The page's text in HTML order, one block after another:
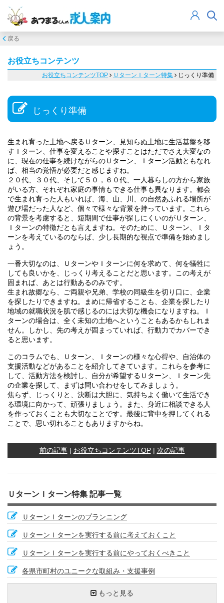
戻る
お役立ちコンテンツ
お役立ちコンテンツTOP ＵターンＩターン特集 じっくり準備
じっくり準備
生まれ育った土地へ戻るＵターン、見知らぬ土地に生活基盤を移
すＩターン、仕事を変えることや探すことはただでさえ大変なの
に、現在の仕事を続けながらのＵターン、Ｉターン活動ともなれ
ば、相当の覚悟が必要だと感じますね。
２０代、３０代、そして５０，６０代、一人暮らしの方から家族
がいる方、それぞれ家庭の事情もできる仕事も異なります。都会
で生まれ育った人もいれば、海、山、川、の自然あふれる場所が
遊び場だった人など、個々で様々な背景を持っています。これら
の背景を考慮すると、短期間で仕事が探しにくいのがＵターン、
Ｉターンの特徴だとも言えますね。そのために、Ｕターン、Ｉタ
ーンを考えているのならば、少し長期的な視点で準備を始めまし
ょう。
一番大切なのは、ＵターンやＩターンに何を求めて、何を犠牲に
しても良いかを、じっくり考えることだと思います。この考えが
固まれば、あとは行動あるのみです。
生まれ故郷なら、ご両親や兄弟、学校の同級生を切り口に、企業
を探したりできますね。まめに帰省することも、企業を探したり
地域の就職状況を肌で感じるのには大切な機会になりますね。Ｉ
ターンの場合は、全く未知の土地へということもあるかもしれま
せん。しかし、先の考えが固まっていれば、行動力でカバーでき
ると思います。
このコラムでも、Ｕターン、Ｉターンの様々な心得や、自治体の
支援活動などがあることを紹介してきています。これらを参考に
して、活動方法を検討し、自分が希望するＵターン、Ｉターン先
の企業を探して、まずは問い合わせをしてみましょう。
焦らず、じっくりと、決断は大胆に、気持ちよく働いて生活でき
る環境に向かって、頑張りましょう。また、身近に相談できる人
を作っておくことも大切なことです。最後に背中を押してくれる
ことで、思い切れることもありますからね。
前の記事| お役立ちコンテンツTOP| 次の記事
ＵターンＩターン特集 記事一覧
ＵターンＩターンのプランニング
ＵターンＩターンを実行する前に考えておくこと
ＵターンＩターンを実行する前にやっておくべきこと
各県市町村のユニークな取組み・支援事例
就職活動の時間と費用
実現したいことの軸を持とう！
Ｊターンという言葉を知っていますか
ＵターンＩターンの補助金制度
自治体の支援－大分県編－もっと見る